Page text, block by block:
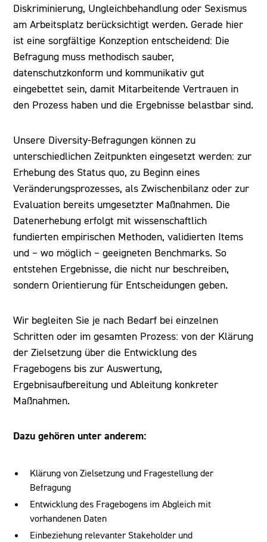
Diskriminierung, Ungleichbehandlung oder Sexismus
am Arbeitsplatz berücksichtigt werden. Gerade hier
ist eine sorgfältige Konzeption entscheidend: Die
Befragung muss methodisch sauber,
datenschutzkonform und kommunikativ gut
eingebettet sein, damit Mitarbeitende Vertrauen in
den Prozess haben und die Ergebnisse belastbar sind.
Unsere Diversity-Befragungen können zu
unterschiedlichen Zeitpunkten eingesetzt werden: zur
Erhebung des Status quo, zu Beginn eines
Veränderungsprozesses, als Zwischenbilanz oder zur
Evaluation bereits umgesetzter Maßnahmen. Die
Datenerhebung erfolgt mit wissenschaftlich
fundierten empirischen Methoden, validierten Items
und – wo möglich – geeigneten Benchmarks. So
entstehen Ergebnisse, die nicht nur beschreiben,
sondern Orientierung für Entscheidungen geben.
Wir begleiten Sie je nach Bedarf bei einzelnen
Schritten oder im gesamten Prozess: von der Klärung
der Zielsetzung über die Entwicklung des
Fragebogens bis zur Auswertung,
Ergebnisaufbereitung und Ableitung konkreter
Maßnahmen.
Dazu gehören unter anderem:
Klärung von Zielsetzung und Fragestellung der
Befragung
Entwicklung des Fragebogens im Abgleich mit
vorhandenen Daten
Einbeziehung relevanter Stakeholder und